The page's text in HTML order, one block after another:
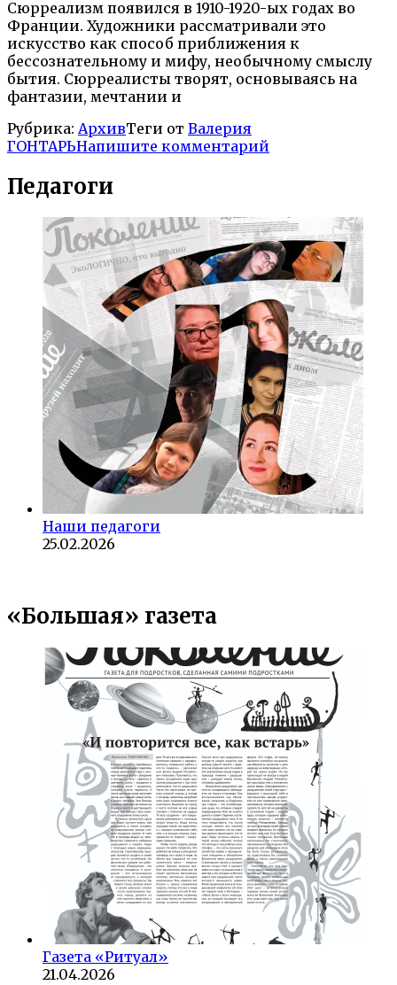
Сюрреализм появился в 1910-1920-ых годах во
Франции. Художники рассматривали это
искусство как способ приближения к
бессознательному и мифу, необычному смыслу
бытия. Сюрреалисты творят, основываясь на
фантазии, мечтании и
Рубрика: АрхивТеги от Валерия
ГОНТАРЬНапишите комментарий
Педагоги
Наши педагоги
25.02.2026
«Большая» газета
Газета «Ритуал»
21.04.2026